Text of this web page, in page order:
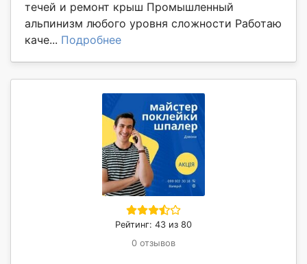
течей и ремонт крыш Промышленный
альпинизм любого уровня сложности Работаю
каче... Подробнее
Рейтинг: 43 из 80
0 отзывов